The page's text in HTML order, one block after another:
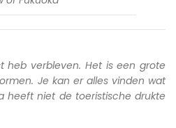
heb verbleven. Het is een grote
Je kan er alles vinden wat
heeft niet de toeristische drukte